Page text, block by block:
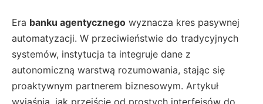
Era banku agentycznego wyznacza kres pasywnej
automatyzacji. W przeciwieństwie do tradycyjnych
systemów, instytucja ta integruje dane z
autonomiczną warstwą rozumowania, stając się
proaktywnym partnerem biznesowym. Artykuł
wyjaśnia, jak przejście od prostych interfejsów do